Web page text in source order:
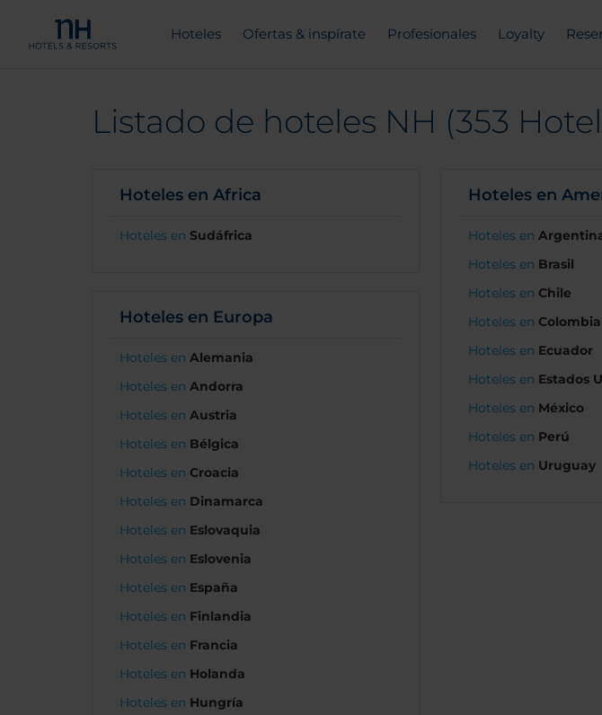
Hoteles Ofertas & inspírate Profesionales Loyalty
Listado de hoteles NH (353
Hoteles en Africa
Hoteles en Sudáfrica
Hoteles en
Hoteles en
Hoteles en Brasil
Hoteles en Chile
Hoteles en Colombia
Hoteles en Ecuador
Hoteles en Estados
Hoteles en México
Hoteles en Perú
Hoteles en Uruguay
Hoteles en Europa
Hoteles en Alemania
Hoteles en Andorra
Hoteles en Austria
Hoteles en Bélgica
Hoteles en Croacia
Hoteles en Dinamarca
Hoteles en Eslovaquia
Hoteles en Eslovenia
Hoteles en España
Hoteles en Finlandia
Hoteles en Francia
Hoteles en Holanda
Hoteles en Hungría